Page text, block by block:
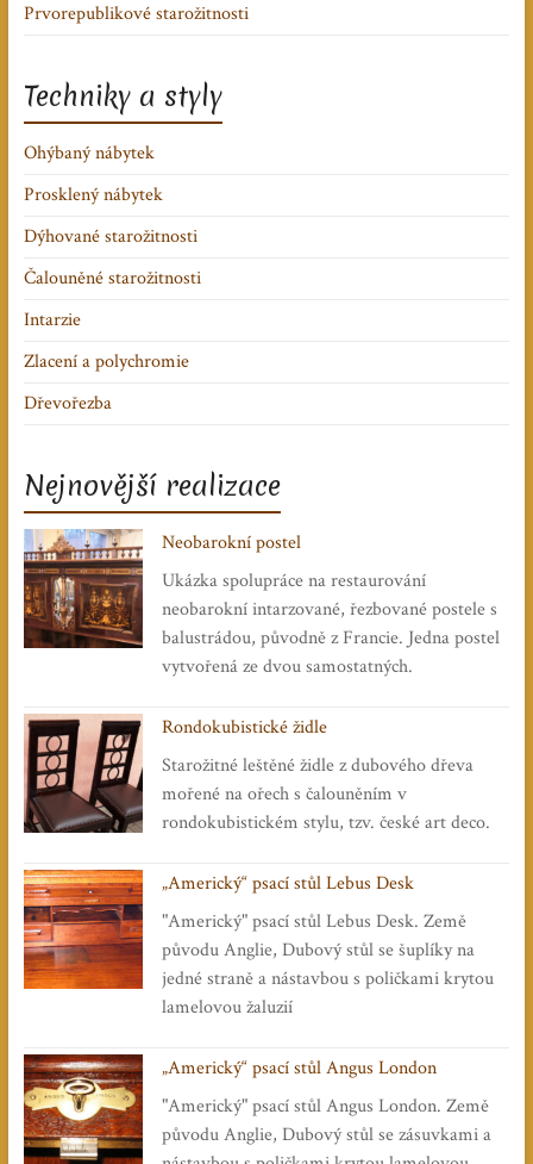
Prvorepublikové starožitnosti
Techniky a styly
Ohýbaný nábytek
Prosklený nábytek
Dýhované starožitnosti
Čalouněné starožitnosti
Intarzie
Zlacení a polychromie
Dřevořezba
Nejnovější realizace
Neobarokní postel
Ukázka spolupráce na restaurování
neobarokní intarzované, řezbované postele s
balustrádou, původně z Francie. Jedna postel
vytvořená ze dvou samostatných.
Rondokubistické židle
Starožitné leštěné židle z dubového dřeva
mořené na ořech s čalouněním v
rondokubistickém stylu, tzv. české art deco.
„Americký“ psací stůl Lebus Desk
"Americký" psací stůl Lebus Desk. Země
původu Anglie, Dubový stůl se šuplíky na
jedné straně a nástavbou s poličkami krytou
lamelovou žaluzií
„Americký“ psací stůl Angus London
"Americký" psací stůl Angus London. Země
původu Anglie, Dubový stůl se zásuvkami a